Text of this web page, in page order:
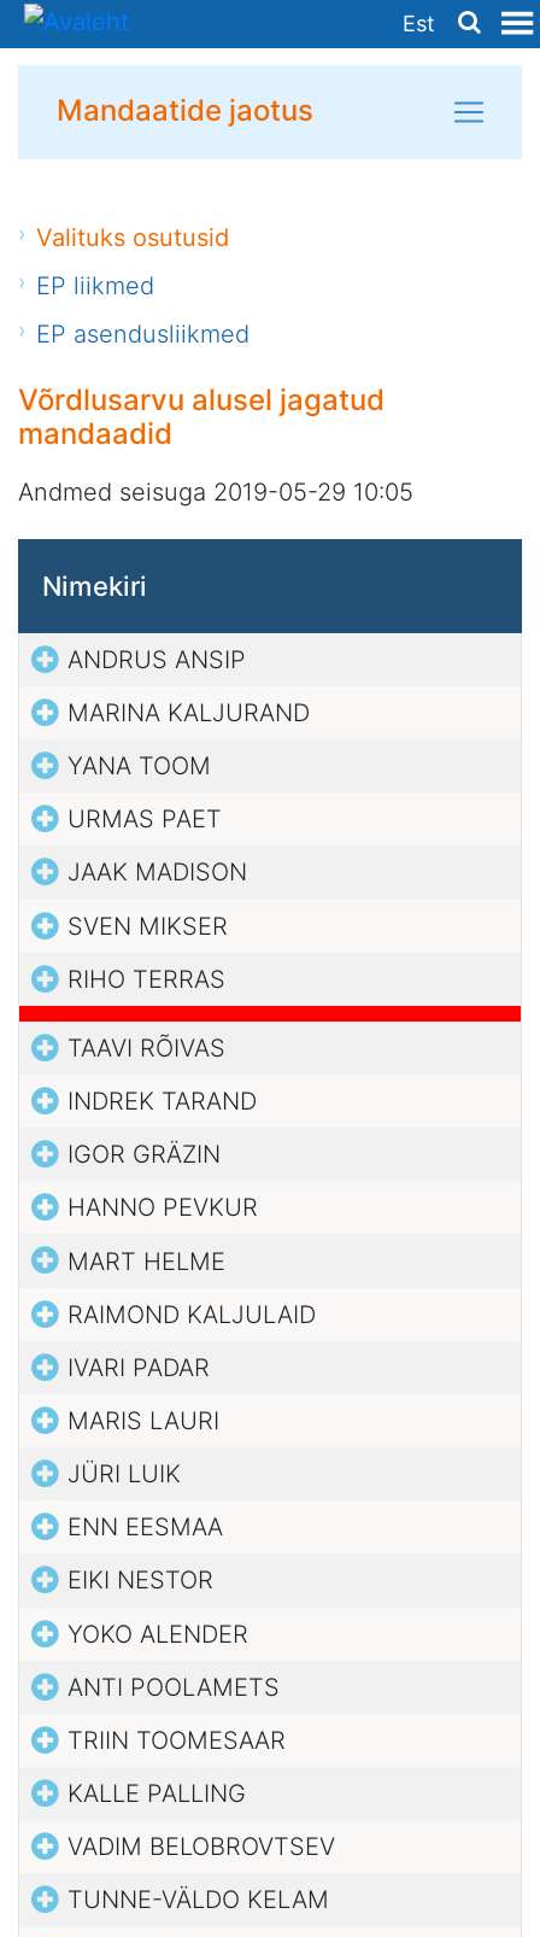
Est
Mandaatide jaotus
Valituks osutusid
EP liikmed
EP asendusliikmed
Võrdlusarvu alusel jagatud
mandaadid
Andmed seisuga 2019-05-29 10:05
Nimekiri
ANDRUS ANSIP
MARINA KALJURAND
YANA TOOM
URMAS PAET
JAAK MADISON
SVEN MIKSER
RIHO TERRAS
TAAVI RÕIVAS
INDREK TARAND
IGOR GRÄZIN
HANNO PEVKUR
MART HELME
RAIMOND KALJULAID
IVARI PADAR
MARIS LAURI
JÜRI LUIK
ENN EESMAA
EIKI NESTOR
YOKO ALENDER
ANTI POOLAMETS
TRIIN TOOMESAAR
KALLE PALLING
VADIM BELOBROVTSEV
TUNNE-VÄLDO KELAM